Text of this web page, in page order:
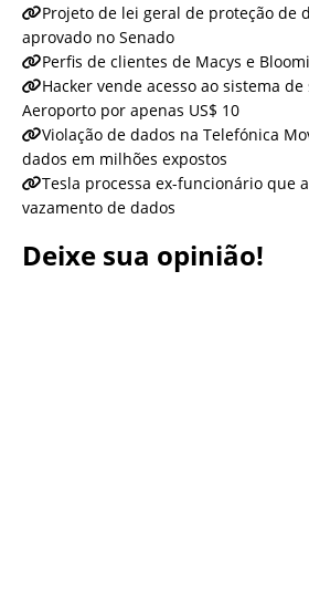
Projeto de lei geral de proteção de
aprovado no Senado
Perfis de clientes de Macys e
Hacker vende acesso ao sistema
Aeroporto por apenas US$ 10
Violação de dados na Telefónica
dados em milhões expostos
Tesla processa ex-funcionário que
vazamento de dados
Deixe sua opinião!